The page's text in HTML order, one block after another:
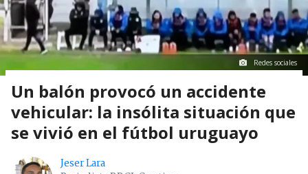
Redes sociales
Un balón provocó un accidente
vehicular: la insólita situación que
se vivió en el fútbol uruguayo
Jeser Lara